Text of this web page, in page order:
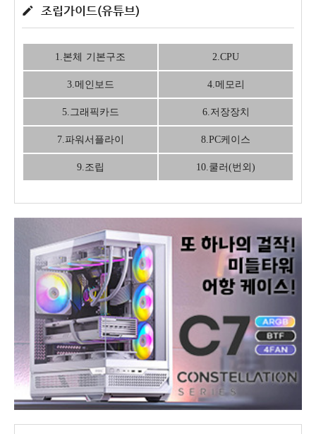
조립가이드(유튜브)
1.본체 기본구조 2.CPU
3.메인보드 4.메모리
5.그래픽카드 6.저장장치
7.파워서플라이 8.PC케이스
9.조립 10.쿨러(번외)